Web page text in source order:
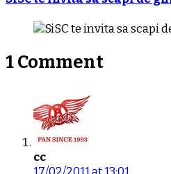
1 Comment
cc